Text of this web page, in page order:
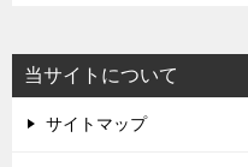
当サイトについて
サイトマップ